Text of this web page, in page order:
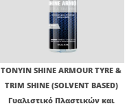
TONYIN SHINE ARMOUR TYRE &
TRIM SHINE (SOLVENT BASED)
Γυαλιστικό Πλαστικών και